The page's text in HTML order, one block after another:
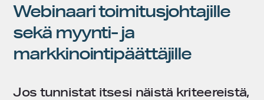
Webinaari toimitusjohtajille
sekä myynti- ja
markkinointipäättäjille
Jos tunnistat itsesi näistä kriteereistä,